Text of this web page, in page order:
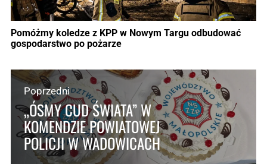
Pomóżmy koledze z KPP w Nowym Targu odbudować
gospodarstwo po pożarze
Poprzedni
„ÓSMY CUD ŚWIATA” W
KOMENDZIE POWIATOWEJ
POLICJI W WADOWICACH